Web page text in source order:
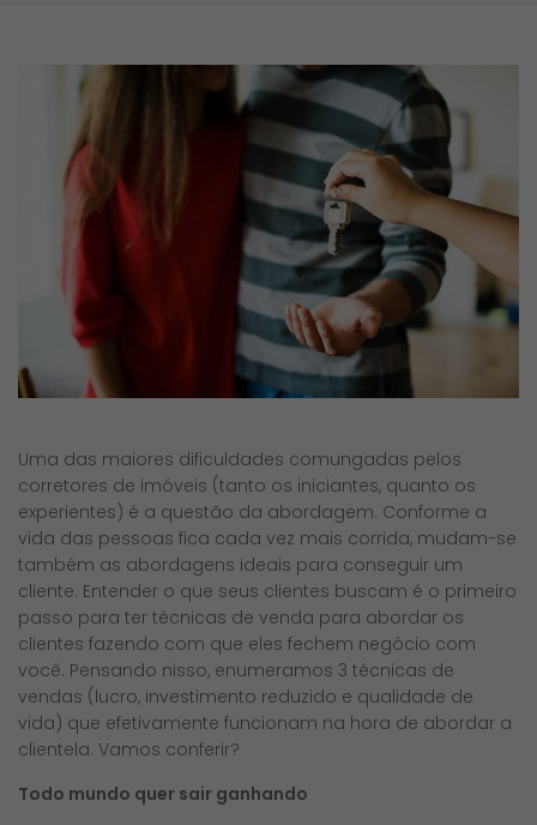
Uma das maiores dificuldades comungadas pelos
corretores de imóveis (tanto os iniciantes, quanto os
experientes) é a questão da abordagem. Conforme a
vida das pessoas fica cada vez mais corrida, mudam-se
também as abordagens ideais para conseguir um
cliente. Entender o que seus clientes buscam é o primeiro
passo para ter técnicas de venda para abordar os
clientes fazendo com que eles fechem negócio com
você. Pensando nisso, enumeramos 3 técnicas de
vendas (lucro, investimento reduzido e qualidade de
vida) que efetivamente funcionam na hora de abordar a
clientela. Vamos conferir?
Todo mundo quer sair ganhando